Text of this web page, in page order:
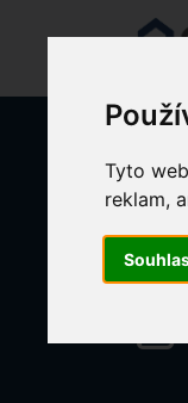
Tyto
reklam,
Domů